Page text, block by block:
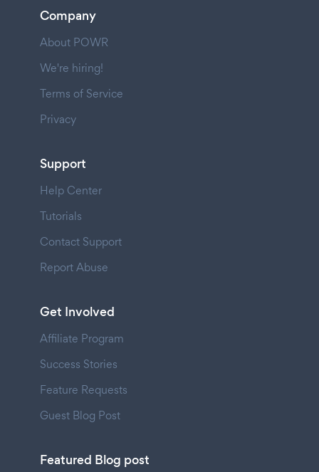
Company
About POWR
We're hiring!
Terms of Service
Privacy
Support
Help Center
Tutorials
Contact Support
Report Abuse
Get Involved
Affiliate Program
Success Stories
Feature Requests
Guest Blog Post
Featured Blog post